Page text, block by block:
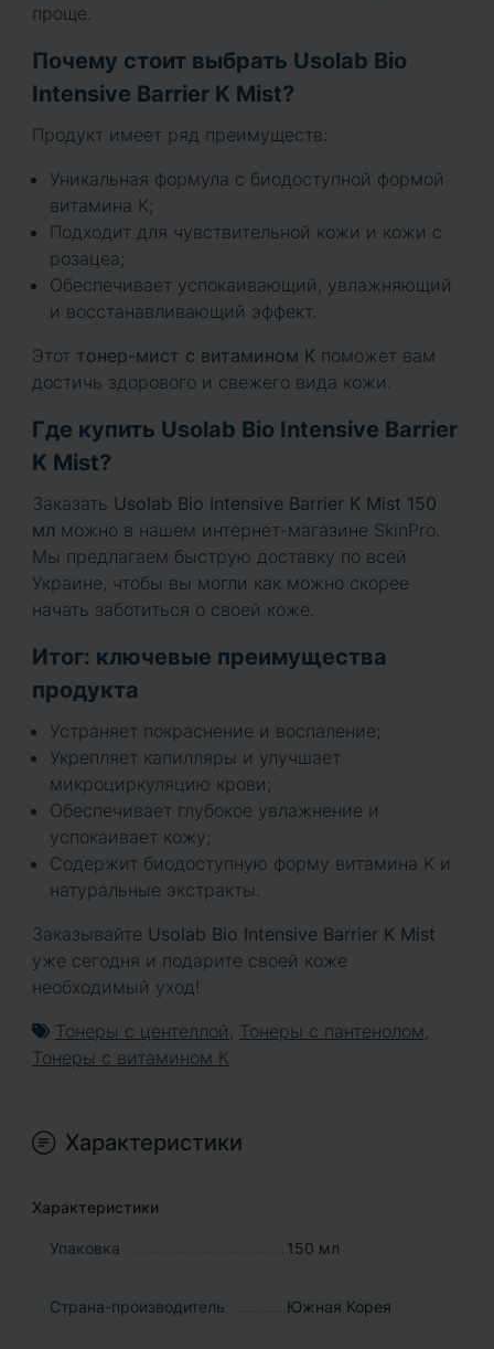
проще.
Почему стоит выбрать Usolab Bio
Intensive Barrier K Mist?
Продукт имеет ряд преимуществ:
Уникальная формула с биодоступной формой
витамина K;
Подходит для чувствительной кожи и кожи с
розацеа;
Обеспечивает успокаивающий, увлажняющий
и восстанавливающий эффект.
Этот тонер-мист с витамином K поможет вам
достичь здорового и свежего вида кожи.
Где купить Usolab Bio Intensive Barrier
K Mist?
Заказать Usolab Bio Intensive Barrier K Mist 150
мл можно в нашем интернет-магазине SkinPro.
Мы предлагаем быструю доставку по всей
Украине, чтобы вы могли как можно скорее
начать заботиться о своей коже.
Итог: ключевые преимущества
продукта
Устраняет покраснение и воспаление;
Укрепляет капилляры и улучшает
микроциркуляцию крови;
Обеспечивает глубокое увлажнение и
успокаивает кожу;
Содержит биодоступную форму витамина K и
натуральные экстракты.
Заказывайте Usolab Bio Intensive Barrier K Mist
уже сегодня и подарите своей коже
необходимый уход!
Тонеры с центеллой , Тонеры с пантенолом ,
Тонеры с витамином К
Характеристики
Характеристики
Упаковка 150 мл
Страна-производитель Южная Корея